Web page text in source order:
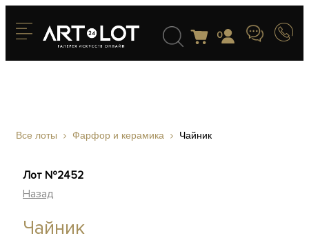
0
Все лоты Фарфор и керамика Чайник
Лот №2452
Назад
Чайник